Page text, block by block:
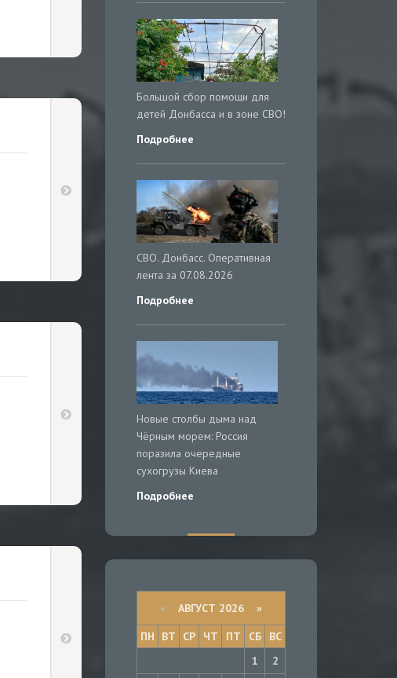
Большой сбор помощи для
детей Донбасса и в зоне СВО!
Подробнее
СВО. Донбасс. Оперативная
лента за 07.08.2026
Подробнее
Новые столбы дыма над
Чёрным морем: Россия
поразила очередные
сухогрузы Киева
Подробнее
« АВГУСТ 2026 »
ПН
ВТ СР ЧТ ПТ СБ
ВС
1
2